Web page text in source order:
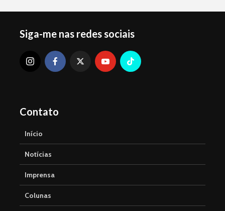
Siga-me nas redes sociais
Contato
Início
Notícias
Imprensa
Colunas